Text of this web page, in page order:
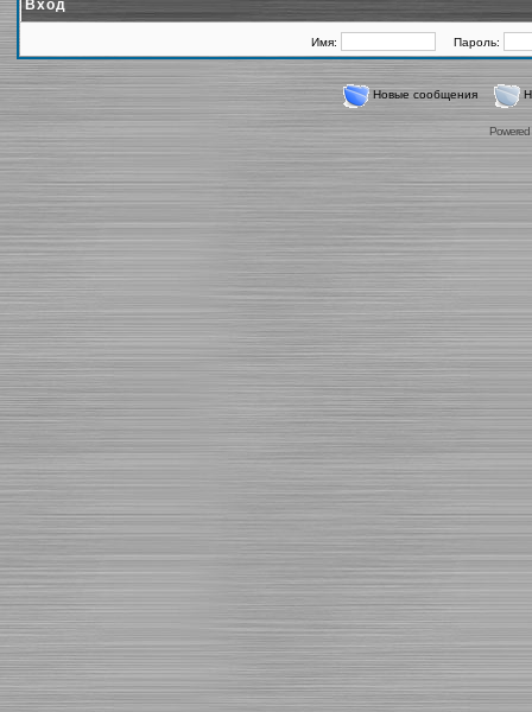
Вход
Имя: Пароль:
Новые сообщения